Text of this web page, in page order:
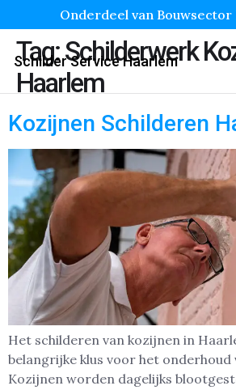
Onderdeel van
Schilder Service Haarlem
Tag:Schilderwerk
Haarlem
Kozijnen Schilderen
Het schilderen van kozijnen in
belangrijke klus voor het onderhoud
Kozijnen worden dagelijks